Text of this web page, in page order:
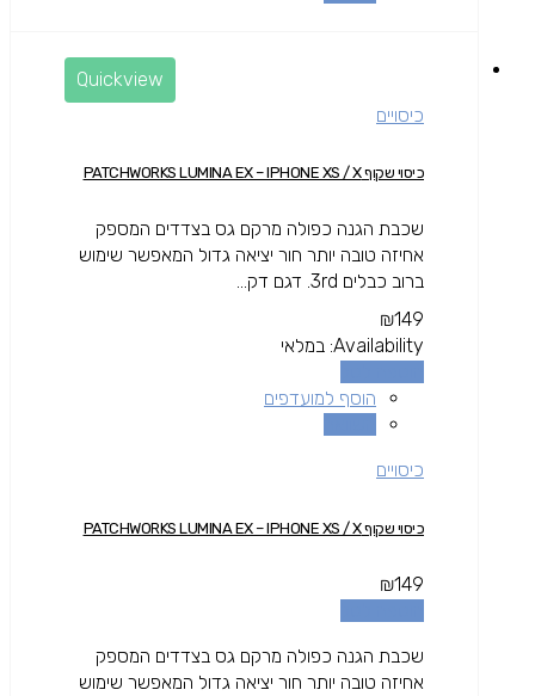
Quickview
כיסויים
כיסוי שקוף PATCHWORKS LUMINA EX – IPHONE XS / X
שכבת הגנה כפולה מרקם גס בצדדים המספק
אחיזה טובה יותר חור יציאה גדול המאפשר שימוש
ברוב כבלים 3rd. דגם דק...
₪149
Availability: במלאי
הוסף למועדפים
כיסויים
כיסוי שקוף PATCHWORKS LUMINA EX – IPHONE XS / X
₪149
שכבת הגנה כפולה מרקם גס בצדדים המספק
אחיזה טובה יותר חור יציאה גדול המאפשר שימוש